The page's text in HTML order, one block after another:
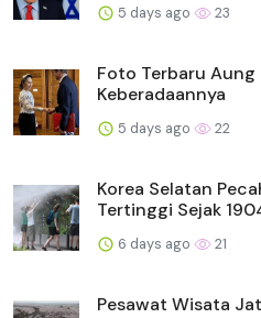
5 days ago 23
Foto Terbaru Aung
Keberadaannya
5 days ago 22
Korea Selatan
Tertinggi Sejak
6 days ago 21
Pesawat Wisata